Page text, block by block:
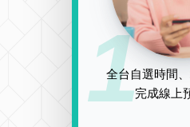
1
全台自選時間
完成線上